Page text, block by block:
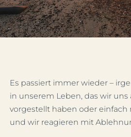
Mein Account
Instagram
Es passiert immer wieder –
in unserem Leben, das wir
vorgestellt haben oder einfach
und wir reagieren mit